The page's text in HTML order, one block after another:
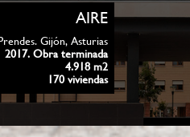
AIRE
Gijón, Asturias
2017. Obra terminada
4.918 m2
170 viviendas